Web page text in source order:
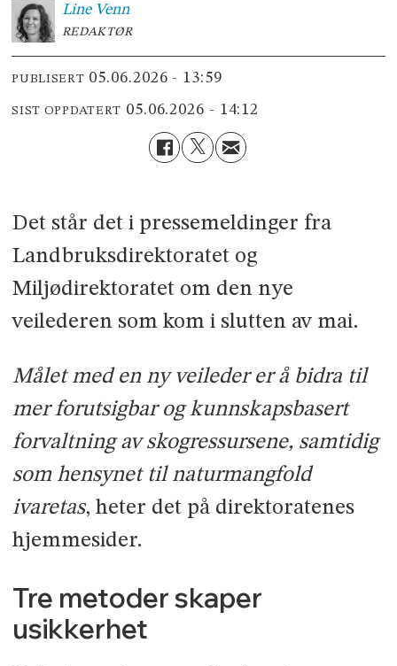
Line Venn
REDAKTØR
PUBLISERT 05.06.2026 - 13:59
SIST OPPDATERT 05.06.2026 - 14:12
Det står det i pressemeldinger fra
Landbruksdirektoratet og
Miljødirektoratet om den nye
veilederen som kom i slutten av mai.
Målet med en ny veileder er å bidra til
mer forutsigbar og kunnskapsbasert
forvaltning av skogressursene, samtidig
som hensynet til naturmangfold
ivaretas, heter det på direktoratenes
hjemmesider.
Tre metoder skaper
usikkerhet